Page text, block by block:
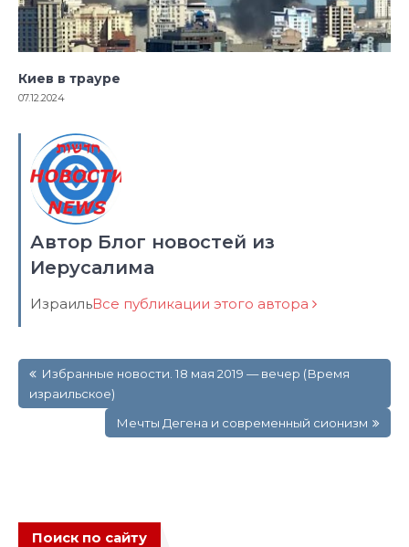
Киев в трауре
07.12.2024
Автор Блог новостей из
Иерусалима
ИзраильВсе публикации этого автора
по
записям
Избранные новости. 18 мая 2019 — вечер (Время
израильское)
Мечты Дегена и современный сионизм
Поиск по сайту